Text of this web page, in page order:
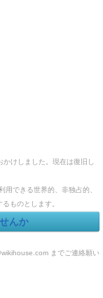
けしました。現在は復旧し
できる世界的、非独占的、
ものとします。
んか
までご連絡願い